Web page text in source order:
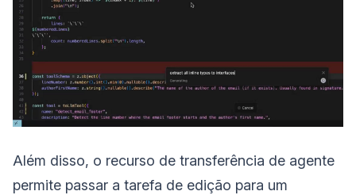
Além disso, o recurso de transferência de agente
permite passar a tarefa de edição para um